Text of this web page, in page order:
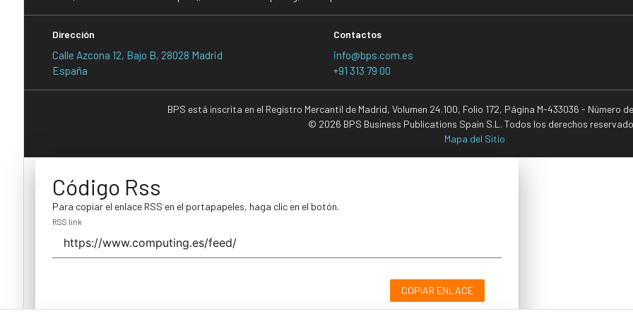
Dirección
Calle Azcona 12, Bajo B, 28028 Madrid
España
Contactos
info@bps.com.es
+91 313 79 00
BPS está inscrita en el Registro Mercantil de Madrid, Volumen 24.100, Folio 172, Página M-433036 - Número
© 2026 BPS Business Publications Spain S.L. Todos los derechos
Mapa del Sitio
Código Rss
Para copiar el enlace RSS en el portapapeles, haga clic en el botón.
RSS link
COPIAR ENLACE